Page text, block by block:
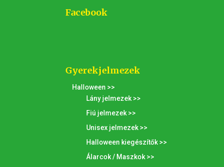
Facebook
Gyerekjelmezek
Halloween >>
Lány jelmezek >>
Fiú jelmezek >>
Unisex jelmezek >>
Halloween kiegészítők >>
Álarcok / Maszkok >>